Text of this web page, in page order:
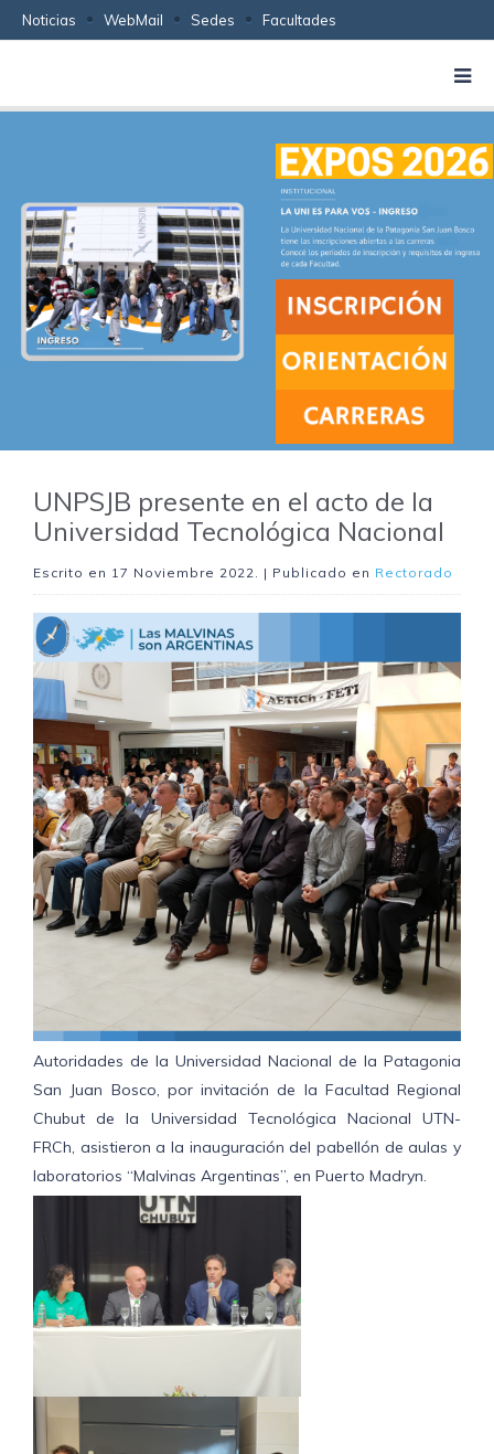
Noticias WebMail Sedes Facultades
UNPSJB presente en el acto de la
Universidad Tecnológica Nacional
Escrito en 17 Noviembre 2022. | Publicado en Rectorado
Autoridades de la Universidad Nacional de la Patagonia
San Juan Bosco, por invitación de la Facultad Regional
Chubut de la Universidad Tecnológica Nacional UTN-
FRCh, asistieron a la inauguración del pabellón de aulas y
laboratorios “Malvinas Argentinas”, en Puerto Madryn.